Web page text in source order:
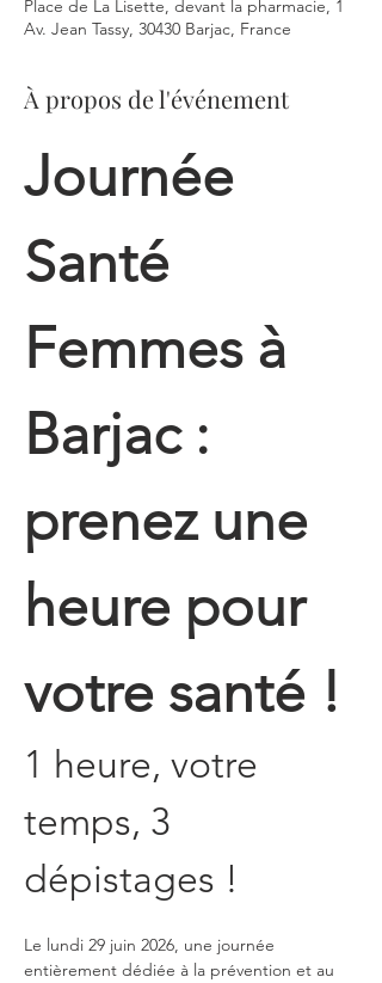
Place de La Lisette, devant la pharmacie, 1
Av. Jean Tassy, 30430 Barjac, France
À propos de l'événement
Journée
Santé
Femmes à
Barjac :
prenez une
heure pour
votre santé !
1 heure, votre
temps, 3
dépistages !
Le lundi 29 juin 2026, une journée
entièrement dédiée à la prévention et au